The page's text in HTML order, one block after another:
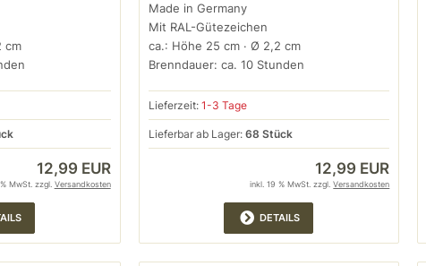
cm
12,99 EUR
MwSt. zzgl. Versandkosten
Made in Germany
Mit RAL-Gütezeichen
ca.: Höhe 25 cm · Ø 2,2 cm
Brenndauer: ca. 10 Stunden
Lieferzeit: 1-3 Tage
Lieferbar ab Lager: 68 Stück
12,99 EUR
inkl. 19 % MwSt. zzgl.Versandkosten
DETAILS